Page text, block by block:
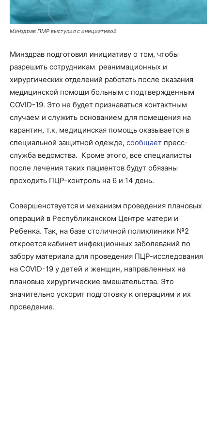
Минздрав ПМР выступил с инициативой
Минздрав подготовил инициативу о том, чтобы
разрешить сотрудникам реанимационных и
хирургических отделений работать после оказания
медицинской помощи больным с подтвержденным
СOVID-19. Это не будет признаваться контактным
случаем и служить основанием для помещения на
карантин, т.к. медицинская помощь оказывается в
специальной защитной одежде, сообщает пресс-
служба ведомства. Кроме этого, все специалисты
после лечения таких пациентов будут обязаны
проходить ПЦР-контроль на 6 и 14 день.
Совершенствуется и механизм проведения плановых
операций в Республиканском Центре матери и
Ребенка. Так, на базе столичной поликлиники №2
откроется кабинет инфекционных заболеваний по
забору материала для проведения ПЦР-исследования
на COVID-19 у детей и женщин, направленных на
плановые хирургические вмешательства. Это
значительно ускорит подготовку к операциям и их
проведение.